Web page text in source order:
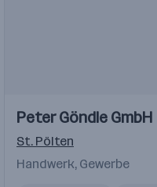
Peter Göndle GmbH
St. Pölten
Handwerk, Gewerbe